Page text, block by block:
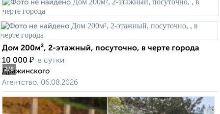
2/8
Дом 200м², 2-этажный, посуточно, в черте города
10 000 ₽ в сутки
Дражинского
Агентство, 06.08.2026